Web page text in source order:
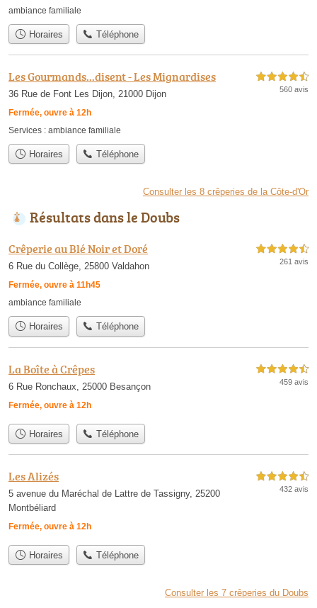
ambiance familiale
Horaires Téléphone
Les Gourmands...disent - Les Mignardises
36 Rue de Font Les Dijon, 21000 Dijon
Fermée, ouvre à 12h
4,5 étoiles sur 5
560 avis
Services : ambiance familiale
Horaires Téléphone
Consulter les 8 crêperies de la Côte-d'Or
Résultats dans le Doubs
Crêperie au Blé Noir et Doré
6 Rue du Collège, 25800 Valdahon
Fermée, ouvre à 11h45
4,5 étoiles sur 5
261 avis
ambiance familiale
Horaires Téléphone
La Boîte à Crêpes
6 Rue Ronchaux, 25000 Besançon
Fermée, ouvre à 12h
4,5 étoiles sur 5
459 avis
Horaires Téléphone
Les Alizés
5 avenue du Maréchal de Lattre de Tassigny, 25200
Montbéliard
Fermée, ouvre à 12h
4,5 étoiles sur 5
432 avis
Horaires Téléphone
Consulter les 7 crêperies du Doubs